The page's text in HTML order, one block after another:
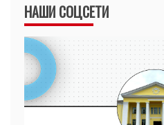
НАШИ СОЦСЕТИ